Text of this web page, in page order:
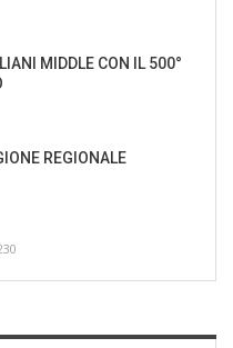
MIDDLE CON IL 500°
REGIONALE